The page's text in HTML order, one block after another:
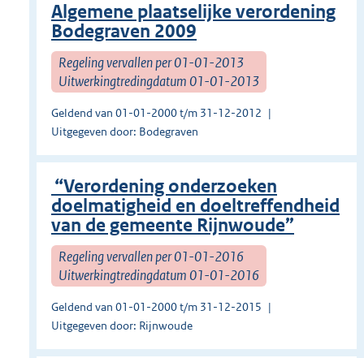
Algemene plaatselijke verordening
Bodegraven 2009
Regeling vervallen per 01-01-2013
Uitwerkingtredingdatum 01-01-2013
Geldend van 01-01-2000 t/m 31-12-2012
Uitgegeven door: Bodegraven
“Verordening onderzoeken
doelmatigheid en doeltreffendheid
van de gemeente Rijnwoude”
Regeling vervallen per 01-01-2016
Uitwerkingtredingdatum 01-01-2016
Geldend van 01-01-2000 t/m 31-12-2015
Uitgegeven door: Rijnwoude